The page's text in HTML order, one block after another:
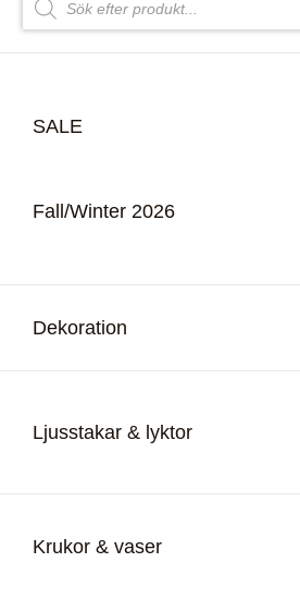
SALE
Fall/Winter 2026
Dekoration
Ljusstakar & lyktor
Krukor & vaser